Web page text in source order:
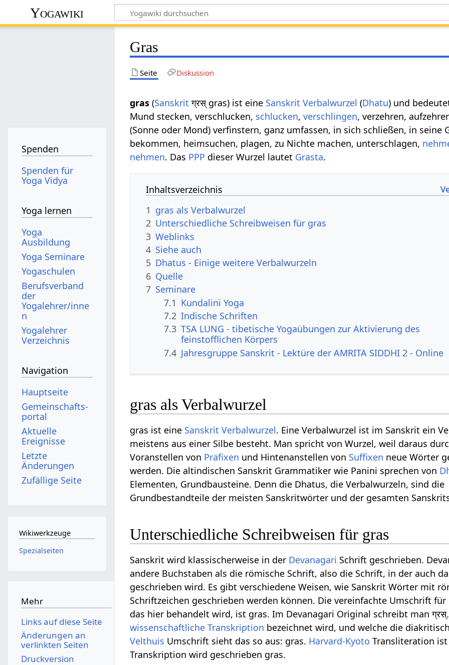
Yogawiki
Gras
Seite Diskussion
gras (Sanskrit ग्रस् gras) ist eine Sanskrit Verbalwurzel (Dhatu) und
Mund stecken, verschlucken, schlucken,verschlingen, verzehren,
(Sonne oder Mond) verfinstern, ganz umfassen, in sich schließen, in seine
bekommen, heimsuchen, plagen, zu Nichte machen, unterschlagen,
nehmen. Das PPP dieser Wurzel lautet Grasta.
Inhaltsverzeichnis
1 gras als Verbalwurzel
2 Unterschiedliche Schreibweisen für gras
3 Weblinks
4 Siehe auch
5 Dhatus - Einige weitere Verbalwurzeln
6 Quelle
7 Seminare
7.1 Kundalini Yoga
7.2 Indische Schriften
7.3 TSA LUNG - tibetische Yogaübungen zur Aktivierung des
feinstofflichen Körpers
7.4 Jahresgruppe Sanskrit - Lektüre der AMRITA SIDDHI 2 - Online
gras als Verbalwurzel
gras ist eine Sanskrit Verbalwurzel. Eine Verbalwurzel ist im Sanskrit ein
meistens aus einer Silbe besteht. Man spricht von Wurzel, weil daraus
Voranstellen von Präfixen und Hintenanstellen von Suffixen neue Wörter
werden. Die altindischen Sanskrit Grammatiker wie Panini sprechen von
Elementen, Grundbausteine. Denn die Dhatus, die Verbalwurzeln, sind die
Grundbestandteile der meisten Sanskritwörter und der gesamten
Unterschiedliche Schreibweisen für gras
Sanskrit wird klassischerweise in der Devanagari Schrift geschrieben.
andere Buchstaben als die römische Schrift, also die Schrift, in der auch
geschrieben wird. Es gibt verschiedene Weisen, wie Sanskrit Wörter mit
Schriftzeichen geschrieben werden können. Die vereinfachte Umschrift für
das hier behandelt wird, ist gras. Im Devanagari Original schreibt man
wissenschaftliche Transkription bezeichnet wird, und welche die
Velthuis Umschrift sieht das so aus: gras. Harvard-Kyoto Transliteration
Transkription wird geschrieben gras.
Spenden
Spenden für
Yoga Vidya
Yoga lernen
Yoga
Ausbildung
Yoga Seminare
Yogaschulen
Berufsverband
der
Yogalehrer/inne
n
Yogalehrer
Verzeichnis
Navigation
Hauptseite
Gemeinschafts­
portal
Aktuelle
Ereignisse
Letzte
Änderungen
Zufällige Seite
Wikiwerkzeuge
Spezialseiten
Mehr
Links auf diese Seite
Änderungen an
verlinkten Seiten
Druckversion